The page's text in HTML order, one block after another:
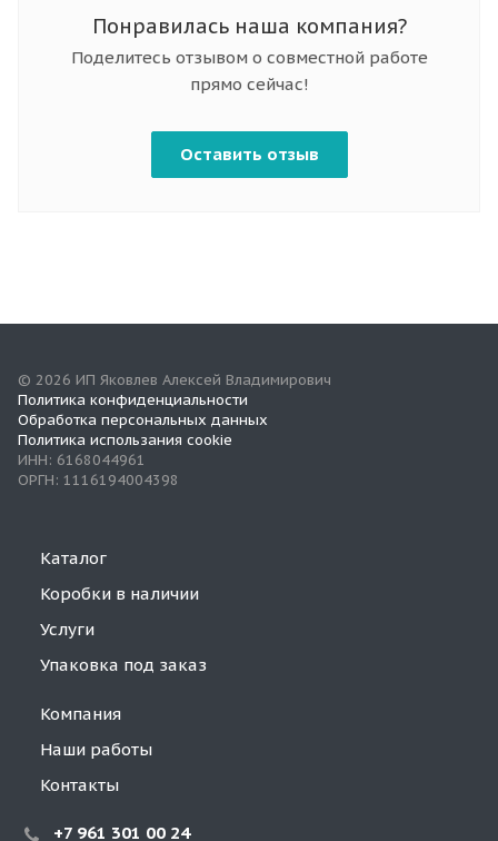
Понравилась наша компания?
Поделитесь отзывом о совместной работе
прямо сейчас!
Оставить отзыв
© 2026 ИП Яковлев Алексей Владимирович
Политика конфиденциальности
Обработка персональных данных
Политика использания cookie
ИНН: 6168044961
ОРГН: 1116194004398
Каталог
Коробки в наличии
Услуги
Упаковка под заказ
Компания
Наши работы
Контакты
+7 961 301 00 24